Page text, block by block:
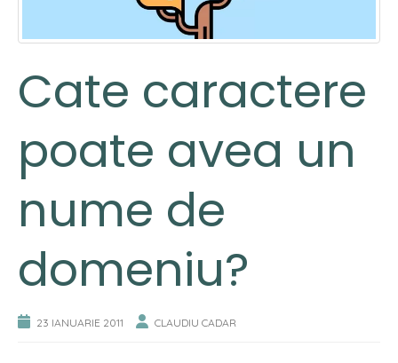
Cate caractere
poate avea un
nume de
domeniu?
23 IANUARIE 2011 CLAUDIU CADAR